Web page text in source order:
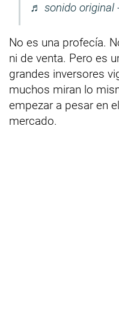
♬ sonido original
No es una profecía.
ni de venta. Pero es
grandes inversores
muchos miran lo
empezar a pesar en
mercado.